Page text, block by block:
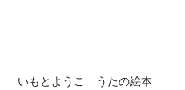
いもとようこ うたの絵本